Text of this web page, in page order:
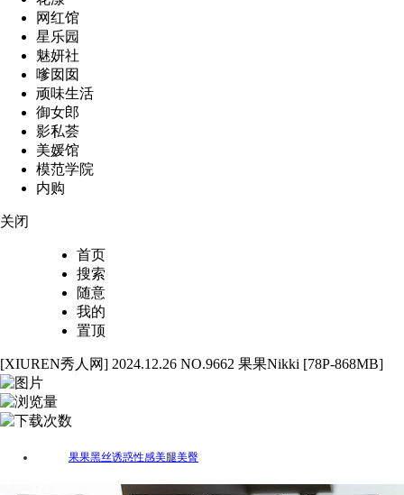
网红馆
星乐园
魅妍社
嗲囡囡
顽味生活
御女郎
影私荟
美媛馆
模范学院
内购
关闭
首页
搜索
随意
我的
置顶
[XIUREN秀人网] 2024.12.26 NO.9662 果果Nikki [78P-868MB]
果果黑丝诱惑性感美腿美臀